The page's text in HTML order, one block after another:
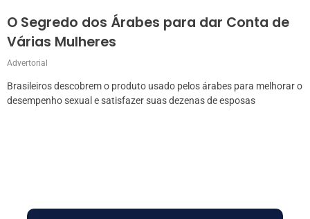
O Segredo dos Árabes para dar Conta de
Várias Mulheres
Advertorial
Brasileiros descobrem o produto usado pelos árabes para melhorar o
desempenho sexual e satisfazer suas dezenas de esposas